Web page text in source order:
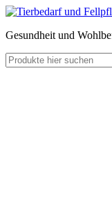
Zum
springen
Gesundheit und